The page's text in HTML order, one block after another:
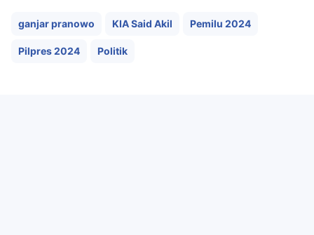
ganjar pranowo KIA Said Akil Pemilu 2024
Pilpres 2024 Politik